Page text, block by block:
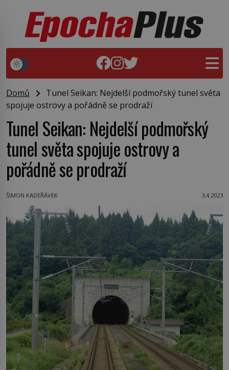
Domů
Tunel Seikan: Nejdelší podmořský tunel světa
spojuje ostrovy a pořádně se prodraží
Tunel Seikan: Nejdelší podmořský
tunel světa spojuje ostrovy a
pořádně se prodraží
ŠIMON KADEŘÁVEK 3.4.2023